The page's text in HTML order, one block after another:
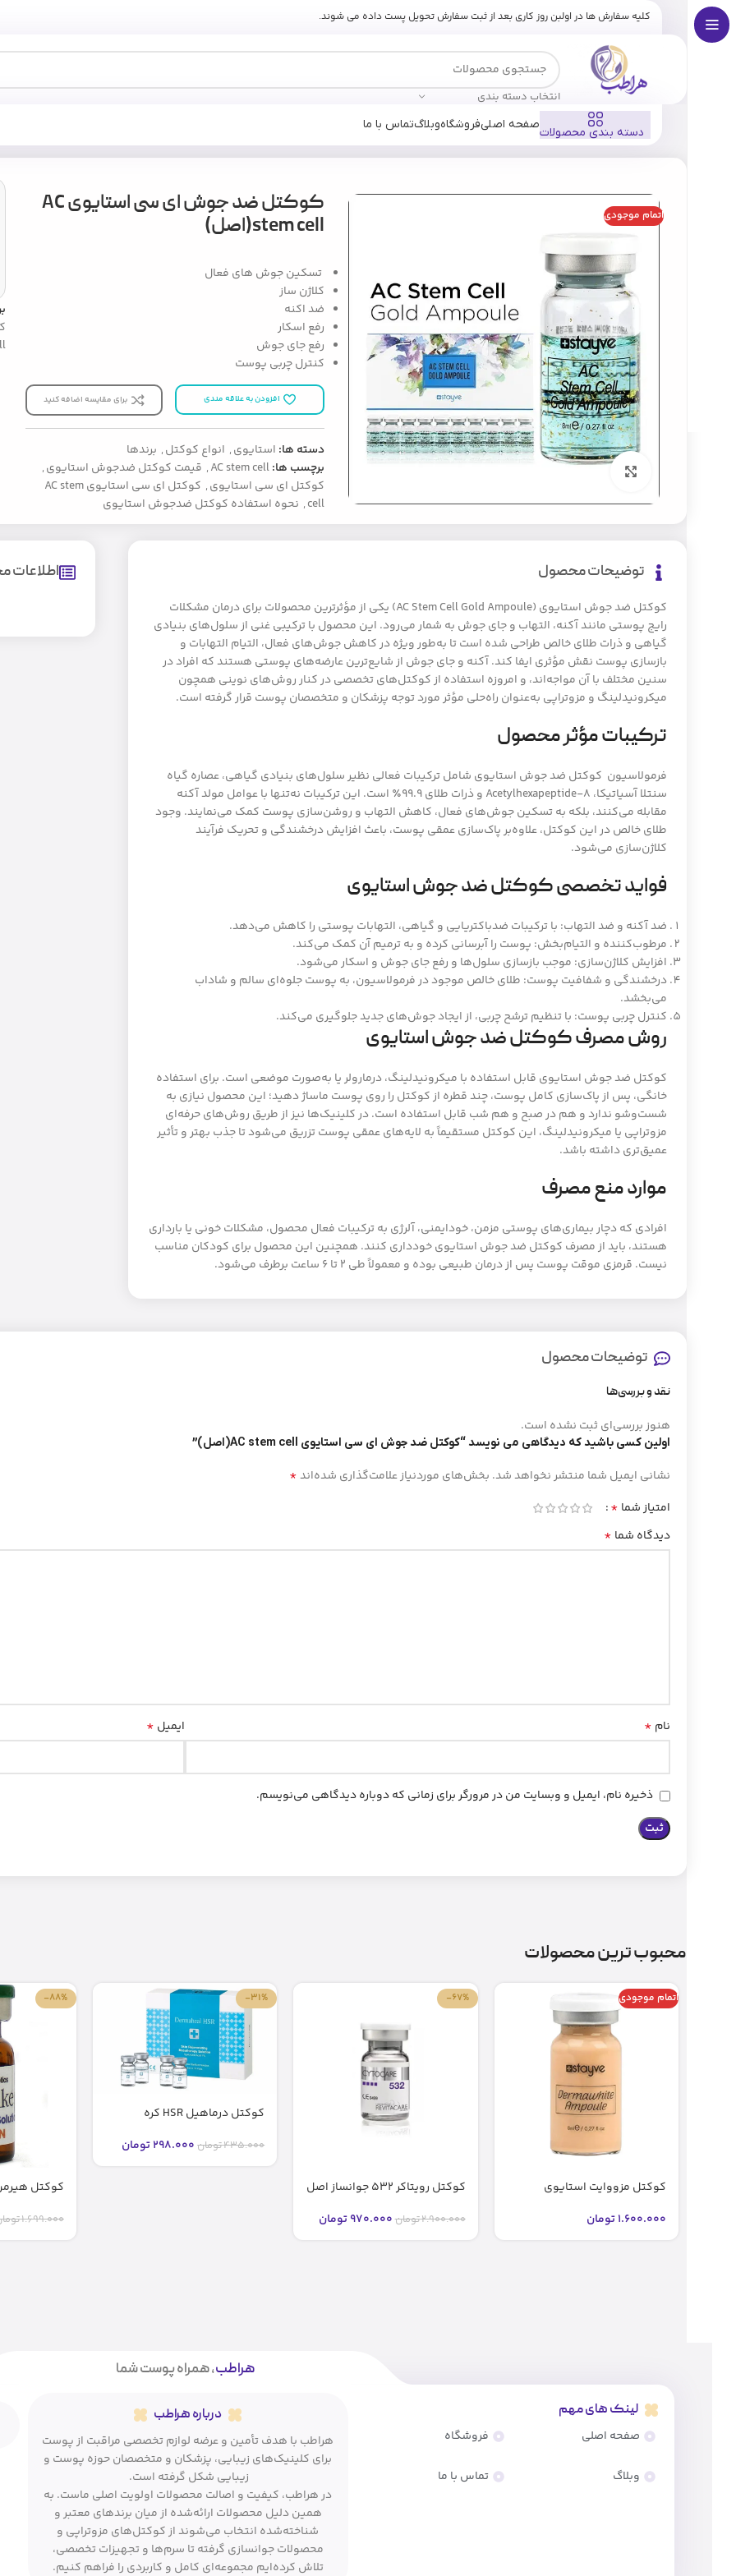
کلیه سفارش ها در اولبن روز کاری بعد از ثبت سفارش تحویل پست داده می شوند.
انتخاب دسته بندی
دسته بندی محصولات
صفحه اصلیفروشگاهوبلاگتماس با ما
فروشگاه برندها استایوی
اتمام موجودی
کوکتل ضد جوش ای سی استایوی AC
stem cell(اصل)
تسکین جوش های فعال
کلاژن ساز
ضد اکنه
رفع اسکار
رفع جای جوش
کنترل چربی پوست
افزودن به علاقه مندی برای مقایسه اضافه کنید
دسته ها: استایوی, انواع کوکتل, برندها
برچسب ها:AC stem cell
, قیمت کوکتل ضدجوش استایوی,
کوکتل ای سی استایوی,
کوکتل ای سی استایوی AC stem
cell
, نحوه استفاده کوکتل ضدجوش استایوی
توضیحات محصول
کوکتل ضد جوش استایوی (AC Stem Cell Gold Ampoule) یکی از مؤثرترین محصولات برای درمان مشکلات
رایج پوستی مانند آکنه، التهاب و جای جوش به شمار می‌رود. این محصول با ترکیبی غنی از سلول‌های بنیادی
گیاهی و ذرات طلای خالص طراحی شده است تا به‌طور ویژه در کاهش جوش‌های فعال، التیام التهابات و
بازسازی پوست نقش مؤثری ایفا کند. آکنه و جای جوش از شایع‌ترین عارضه‌های پوستی هستند که افراد در
سنین مختلف با آن مواجه‌اند، و امروزه استفاده از کوکتل‌های تخصصی در کنار روش‌های نوینی همچون
میکرونیدلینگ و مزوتراپی به‌عنوان راه‌حلی مؤثر مورد توجه پزشکان و متخصصان پوست قرار گرفته است.
ترکیبات مؤثر محصول
فرمولاسیون کوکتل ضد جوش استایوی شامل ترکیبات فعالی نظیر سلول‌های بنیادی گیاهی، عصاره گیاه
سنتلا آسیاتیکا، Acetylhexapeptide-8 و ذرات طلای ۹۹.۹٪ است. این ترکیبات نه‌تنها با عوامل مولد آکنه
مقابله می‌کنند، بلکه به تسکین جوش‌های فعال، کاهش التهاب و روشن‌سازی پوست کمک می‌نمایند. وجود
طلای خالص در این کوکتل، علاوه‌بر پاک‌سازی عمقی پوست، باعث افزایش درخشندگی و تحریک فرآیند
کلاژن‌سازی می‌شود.
فواید تخصصی کوکتل ضد جوش استایوی
ضد آکنه و ضد التهاب: با ترکیبات ضدباکتریایی و گیاهی، التهابات پوستی را کاهش می‌دهد.
مرطوب‌کننده و التیام‌بخش: پوست را آبرسانی کرده و به ترمیم آن کمک می‌کند.
افزایش کلاژن‌سازی: موجب بازسازی سلول‌ها و رفع جای جوش و اسکار می‌شود.
درخشندگی و شفافیت پوست: طلای خالص موجود در فرمولاسیون، به پوست جلوه‌ای سالم و شاداب
می‌بخشد.
کنترل چربی پوست: با تنظیم ترشح چربی، از ایجاد جوش‌های جدید جلوگیری می‌کند.
روش مصرف کوکتل ضد جوش استایوی
کوکتل ضد جوش استایوی قابل استفاده با میکرونیدلینگ، درمارولر یا به‌صورت موضعی است. برای استفاده
خانگی، پس از پاک‌سازی کامل پوست، چند قطره از کوکتل را روی پوست ماساژ دهید؛ این محصول نیازی به
شست‌وشو ندارد و هم در صبح و هم شب قابل استفاده است. در کلینیک‌ها نیز از طریق روش‌های حرفه‌ای
مزوتراپی یا میکرونیدلینگ، این کوکتل مستقیماً به لایه‌های عمقی پوست تزریق می‌شود تا جذب بهتر و تأثیر
عمیق‌تری داشته باشد.
موارد منع مصرف
افرادی که دچار بیماری‌های پوستی مزمن، خودایمنی، آلرژی به ترکیبات فعال محصول، مشکلات خونی یا بارداری
هستند، باید از مصرف کوکتل ضد جوش استایوی خودداری کنند. همچنین این محصول برای کودکان مناسب
نیست. قرمزی موقت پوست پس از درمان طبیعی بوده و معمولاً طی ۲ تا ۶ ساعت برطرف می‌شود.
اطلاعات
توضیحات محصول
نقد و بررسی‌ها
هنوز بررسی‌ای ثبت نشده است.
اولین کسی باشید که دیدگاهی می نویسد “کوکتل ضد جوش ای سی استایوی AC stem cell(اصل)”
نشانی ایمیل شما منتشر نخواهد شد. بخش‌های موردنیاز علامت‌گذاری شده‌اند*
امتیاز شما *
دیدگاه شما *
نام * ایمیل *
ذخیره نام، ایمیل و وبسایت من در مرورگر برای زمانی که دوباره دیدگاهی می‌نویسم.
محبوب ترین محصولات
اتمام موجودی
کوکتل مزووایت استایوی
1.600.000تومان
-67%
کوکتل رویتاکر 532 جوانساز اصل
2.900.000تومان970.000تومان
-31%
کوکتل درماهیل HSR کره
435.000تومان 298.000تومان
-88%
1.699.000
هراطب، همراه پوست شما
لینک های مهم
صفحه اصلی
وبلاگ
فروشگاه
تماس با ما
درباره هراطب
هراطب با هدف تأمین و عرضه لوازم تخصصی مراقبت از پوست
برای کلینیک‌های زیبایی، پزشکان و متخصصان حوزه پوست و
زیبایی شکل گرفته است.
در هراطب، کیفیت و اصالت محصولات اولویت اصلی ماست. به
همین دلیل محصولات ارائه‌شده از میان برندهای معتبر و
شناخته‌شده انتخاب می‌شوند از کوکتل‌های مزوتراپی و
محصولات جوانسازی گرفته تا سرم‌ها و تجهیزات تخصصی،
تلاش کرده‌ایم مجموعه‌ای کامل و کاربردی را فراهم کنیم.